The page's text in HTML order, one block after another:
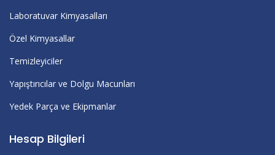
Laboratuvar Kimyasalları
Özel Kimyasallar
Temizleyiciler
Yapıştırıcılar ve Dolgu Macunları
Yedek Parça ve Ekipmanlar
Hesap Bilgileri